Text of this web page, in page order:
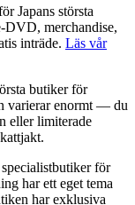
Japans största
DVD, merchandise,
inträde. Läs vår
butiker för
varierar enormt — du
eller limiterade
för
har ett eget tema
har exklusiva